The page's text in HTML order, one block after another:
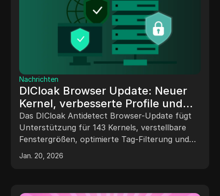
Nachrichten
DICloak Browser Update: Neuer
Kernel, verbesserte Profile und
verbesserte Stabilität
Das DICloak Antidetect Browser-Update fügt
Unterstützung für 143 Kernels, verstellbare
Fenstergrößen, optimierte Tag-Filterung und
Netzwerkleitungswechsel für flüssigeres
Surfen mit mehreren Konten hinzu.
Jan. 20, 2026